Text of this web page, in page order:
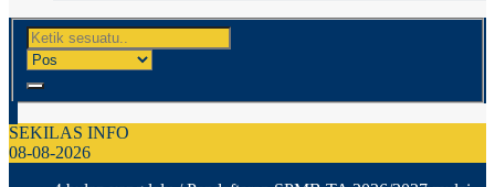
SEKILAS INFO
08-08-2026